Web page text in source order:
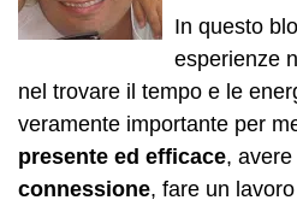
In questo
esperienze
nel trovare il tempo e le
veramente importante per
presente ed efficace, avere
connessione, fare un